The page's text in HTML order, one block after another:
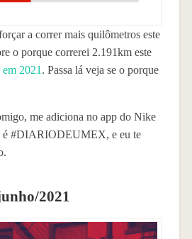
a correr mais quilômetros este
o porque correrei 2.191km este
2021 . Passa lá veja se o porque
me adiciona no app do Nike
é #DIARIODEUMEX, e eu te
2021